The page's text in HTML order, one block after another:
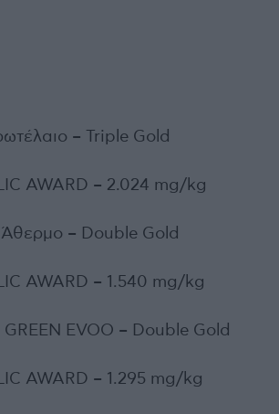
– Triple Gold
AWARD – 2.024 mg/kg
– Double Gold
AWARD – 1.540 mg/kg
GREEN EVOO – Double Gold
AWARD – 1.295 mg/kg